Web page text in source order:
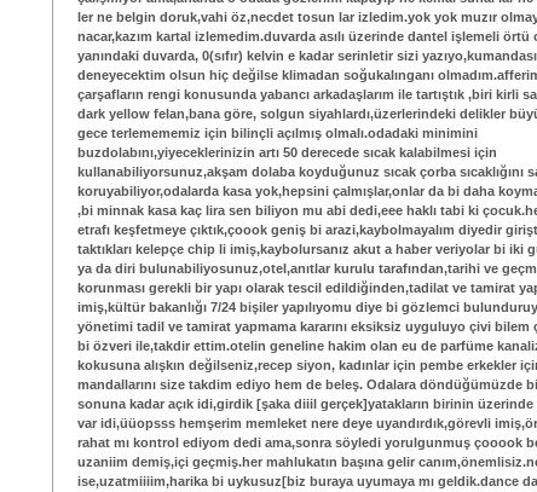
ler ne belgin doruk,vahi öz,necdet tosun lar izledim.yok yok muzır
nacar,kazım kartal izlemedim.duvarda asılı üzerinde dantel işlemeli örtü
yanındaki duvarda, 0(sıfır) kelvin e kadar serinletir sizi
deneyecektim olsun hiç değilse klimadan soğukalınganı
çarşafların rengi konusunda yabancı arkadaşlarım ile tartıştık ,biri kirli
dark yellow felan,bana göre, solgun siyahlardı,üzerlerindeki delikler
gece terlemememiz için bilinçli açılmış olmalı.odadaki minimini
buzdolabını,yiyeceklerinizin artı 50 derecede sıcak kalabilmesi için
kullanabiliyorsunuz,akşam dolaba koyduğunuz sıcak çorba sıcaklığını
koruyabiliyor,odalarda kasa yok,hepsini çalmışlar,onlar da bi daha
,bi minnak kasa kaç lira sen biliyon mu abi dedi,eee haklı tabi ki
etrafı keşfetmeye çıktık,çoook geniş bi arazi,kaybolmayalım diyedir
taktıkları kelepçe chip li imiş,kaybolursanız akut a haber veriyolar bi iki
ya da diri bulunabiliyosunuz,otel,anıtlar kurulu tarafından,tarihi ve
korunması gerekli bir yapı olarak tescil edildiğinden,tadilat ve tamirat
imiş,kültür bakanlığı 7/24 bişiler yapılıyomu diye bi gözlemci
yönetimi tadil ve tamirat yapmama kararını eksiksiz uyguluyo çivi bilem
bi özveri ile,takdir ettim.otelin geneline hakim olan eu de parfüme
kokusuna alışkın değilseniz,recep siyon, kadınlar için pembe erkekler
mandallarını size takdim ediyo hem de beleş. Odalara döndüğümüzde
sonuna kadar açık idi,girdik [şaka diiil gerçek]yatakların birinin
var idi,üüopsss hemşerim memleket nere deye uyandırdık,görevli
rahat mı kontrol ediyom dedi ama,sonra söyledi yorulgunmuş çooook
uzaniim demiş,içi geçmiş.her mahlukatın başına gelir
ise,uzatmiiiim,harika bi uykusuz[biz buraya uyumaya mı geldik.dance